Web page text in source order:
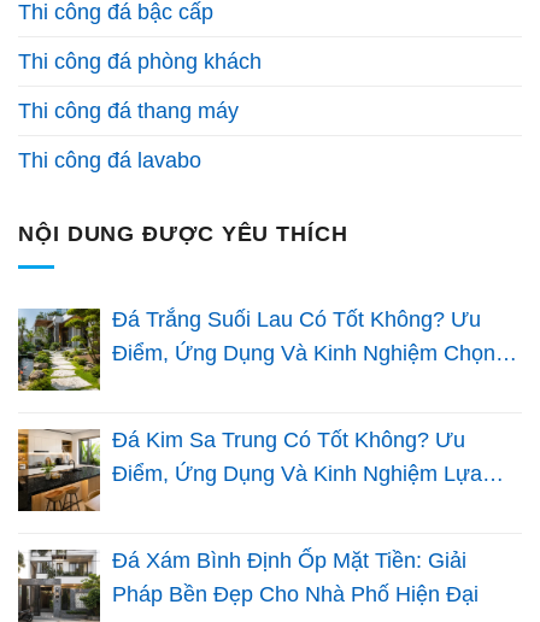
Thi công đá bậc cấp
Thi công đá phòng khách
Thi công đá thang máy
Thi công đá lavabo
NỘI DUNG ĐƯỢC YÊU THÍCH
Đá Trắng Suối Lau Có Tốt Không? Ưu
Điểm, Ứng Dụng Và Kinh Nghiệm Chọn
Đá Kim Sa Trung Có Tốt Không? Ưu
Điểm, Ứng Dụng Và Kinh Nghiệm Lựa
Đá Xám Bình Định Ốp Mặt Tiền: Giải
Pháp Bền Đẹp Cho Nhà Phố Hiện Đại